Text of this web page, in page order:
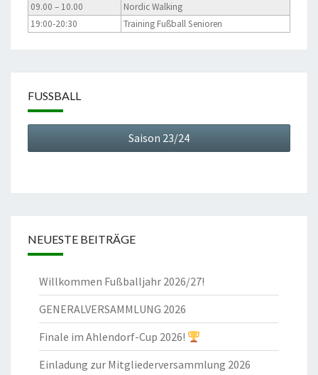
09.00 – 10.00
Nordic Walking
19:00-20:30
Training Fußball Senioren
FUSSBALL
Saison 23/24
NEUESTE BEITRÄGE
Willkommen Fußballjahr 2026/27!
GENERALVERSAMMLUNG 2026
Finale im Ahlendorf-Cup 2026!
Einladung zur Mitgliederversammlung 2026